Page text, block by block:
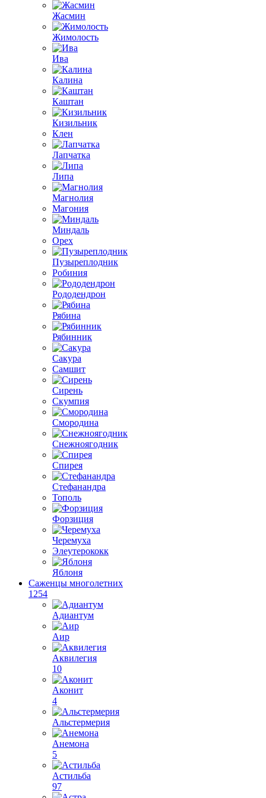
Жасмин
Жимолость
Ива
Калина
Каштан
Кизильник
Клен
Лапчатка
Липа
Магнолия
Магония
Миндаль
Орех
Пузыреплодник
Робиния
Рододендрон
Рябина
Рябинник
Сакура
Самшит
Сирень
Скумпия
Смородина
Снежноягодник
Спирея
Стефанандра
Тополь
Форзиция
Черемуха
Элеутерококк
Яблоня
Саженцы многолетних
1254
Адиантум
Аир
Аквилегия
10
Аконит
4
Альстермерия
Анемона
5
Астильба
97